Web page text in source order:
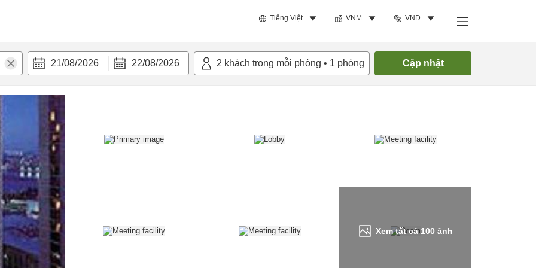
Tiếng Việt VNM VND
21/08/2026 22/08/2026 2 khách trong mỗi phòng • 1 phòng Cập nhật
Xem tất cả100 ảnh
nghi Tìm phòng trống